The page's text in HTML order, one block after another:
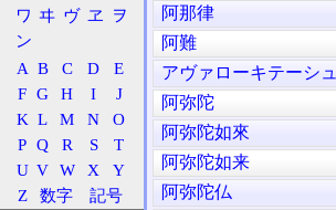
阿那律
阿難
アヴァローキテーシ
阿弥陀
阿弥陀如來
阿弥陀如来
阿弥陀仏
ワ ヰ ヴ ヱ
ヲ
ン
A B C D
E
F G H I
J
K L M N
O
P Q R S
T
U V W X
Y
Z
数字 記号